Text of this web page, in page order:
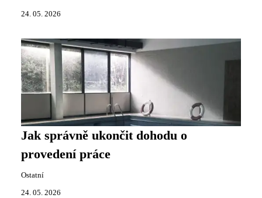
24. 05. 2026
Jak správně ukončit dohodu o
provedení práce
Ostatní
24. 05. 2026